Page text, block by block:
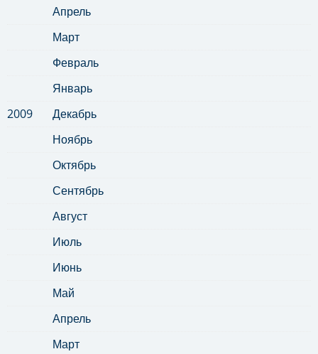
Апрель
Март
Февраль
Январь
2009
Декабрь
Ноябрь
Октябрь
Сентябрь
Август
Июль
Июнь
Май
Апрель
Март